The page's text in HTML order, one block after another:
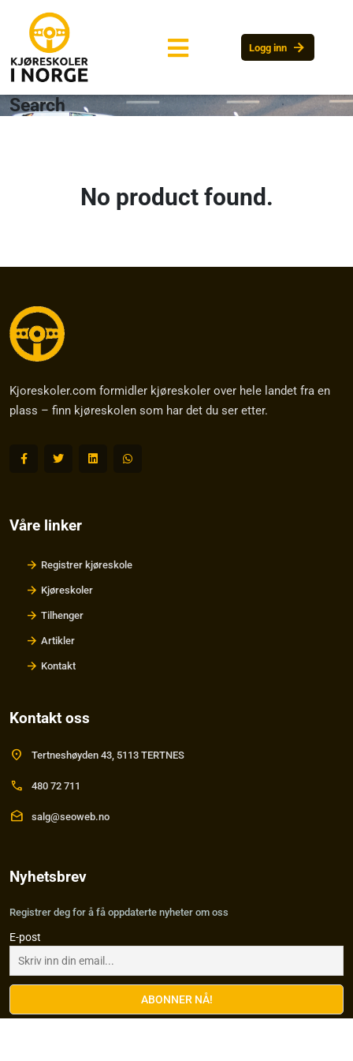
Logg inn arrow_forward
Search
No product found.
Kjoreskoler.com formidler kjøreskoler over hele landet fra en
plass – finn kjøreskolen som har det du ser etter.
Våre linker
Registrer kjøreskole
Kjøreskoler
Tilhenger
Artikler
Kontakt
Kontakt oss
location_on Tertneshøyden 43, 5113 TERTNES
call 480 72 711
drafts salg@seoweb.no
Nyhetsbrev
Registrer deg for å få oppdaterte nyheter om oss
E-post